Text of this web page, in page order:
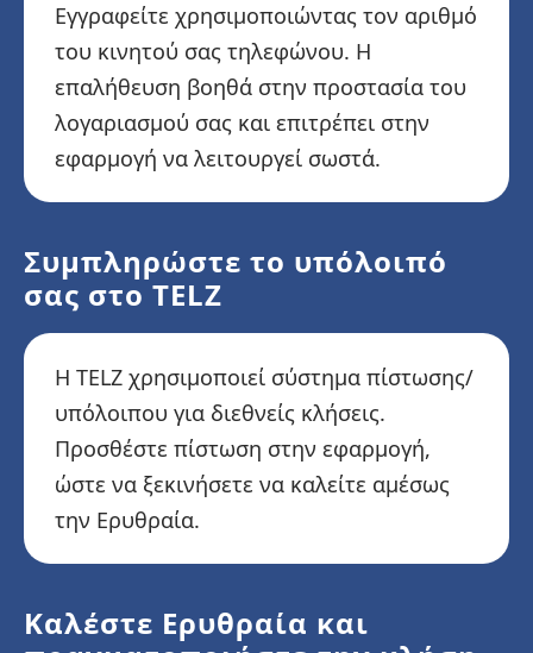
Εγγραφείτε χρησιμοποιώντας τον αριθμό
του κινητού σας τηλεφώνου. Η
επαλήθευση βοηθά στην προστασία του
λογαριασμού σας και επιτρέπει στην
εφαρμογή να λειτουργεί σωστά.
Συμπληρώστε το υπόλοιπό
σας στο TELZ
Η TELZ χρησιμοποιεί σύστημα πίστωσης/
υπόλοιπου για διεθνείς κλήσεις.
Προσθέστε πίστωση στην εφαρμογή,
ώστε να ξεκινήσετε να καλείτε αμέσως
την Ερυθραία.
Καλέστε Ερυθραία και